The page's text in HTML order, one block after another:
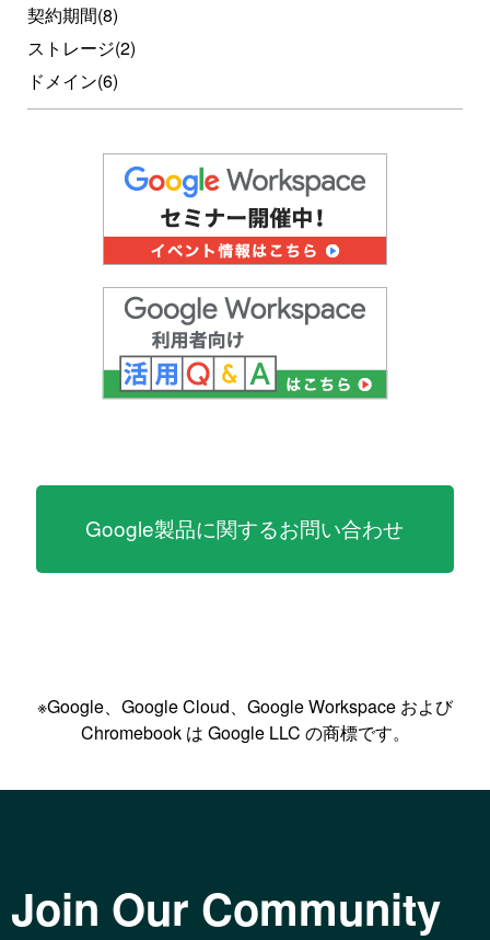
契約期間(8)
ストレージ(2)
ドメイン(6)
Google製品に関するお問い合わせ
※Google、Google Cloud、Google Workspace および
Chromebook は Google LLC の商標です。
Join Our Community